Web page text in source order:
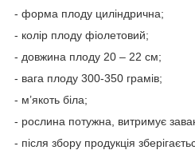
- форма плоду циліндрична;
- колір плоду фіолетовий;
- довжина плоду 20 – 22 см;
- вага плоду 300-350 грамів;
- м’якоть біла;
- рослина потужна, витримує
- після збору продукція